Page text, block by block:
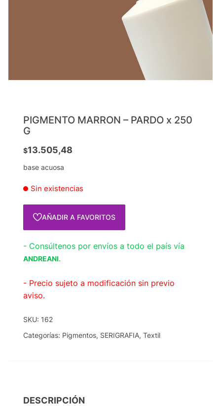
PIGMENTO MARRON – PARDO x 250
G
$13.505,48
base acuosa
Sin existencias
AÑADIR A FAVORITOS
- Consúltenos por envíos a todo el país vía
ANDREANI.
- Precio sujeto a modificación sin previo
aviso.
SKU: 162
Categorías: Pigmentos, SERIGRAFIA,Textil
DESCRIPCIÓN